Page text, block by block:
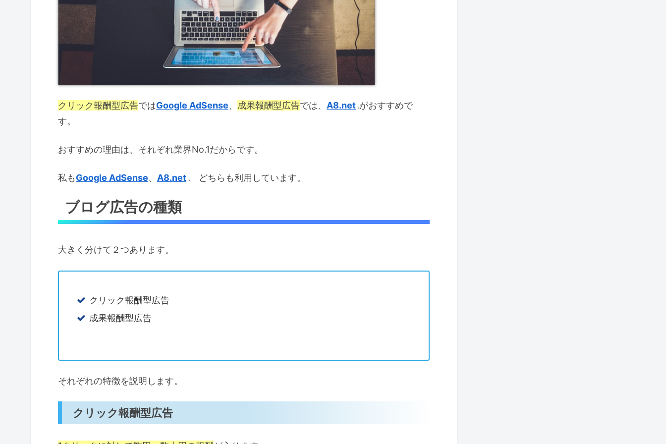
クリック報酬型広告ではGoogle AdSense、 成果報酬型広告では、 A8.net がおすすめで
す。
おすすめの理由は、それぞれ業界No.1だからです。
私もGoogle AdSense、 A8.net どちらも利用しています。
ブログ広告の種類
大きく分けて２つあります。
クリック報酬型広告
成果報酬型広告
それぞれの特徴を説明します。
クリック報酬型広告